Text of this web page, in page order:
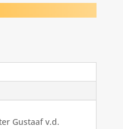
Gustaaf v.d.